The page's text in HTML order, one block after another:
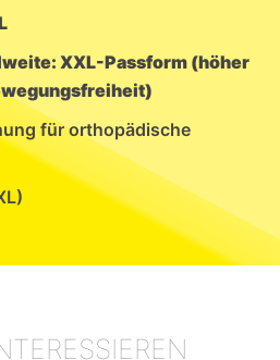
XXL-Passform (höher
für orthopädische